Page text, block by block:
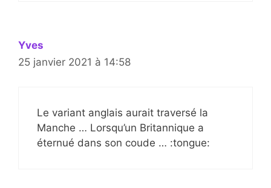
Yves
25 janvier 2021 à 14:58
Le variant anglais aurait traversé la
Manche … Lorsqu’un Britannique a
éternué dans son coude … :tongue: